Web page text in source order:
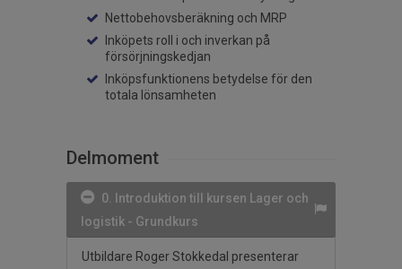
Nettobehovsberäkning och MRP
Inköpets roll i och inverkan på
försörjningskedjan
Inköpsfunktionens betydelse för den
totala lönsamheten
Delmoment
0. Introduktion till kursen Lager och
logistik - Grundkurs
Utbildare Roger Stokkedal presenterar